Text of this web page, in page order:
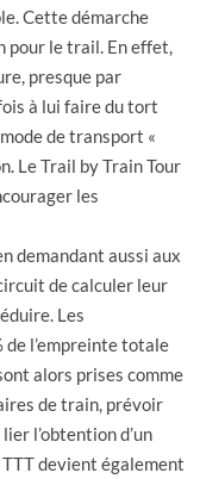
Cette démarche
pour le trail. En effet,
presque par
à lui faire du tort
de transport «
Le Trail by Train Tour
les
demandant aussi aux
de calculer leur
Les
de l’empreinte totale
alors prises comme
de train, prévoir
l’obtention d’un
devient également